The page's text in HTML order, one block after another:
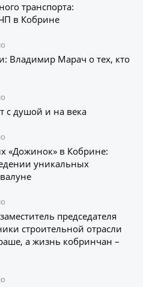
транспорта:
в Кобрине
Владимир Марач о тех, кто
с душой и на века
«Дожинок» в Кобрине:
уникальных
председателя
строительной отрасли
а жизнь кобринчан –